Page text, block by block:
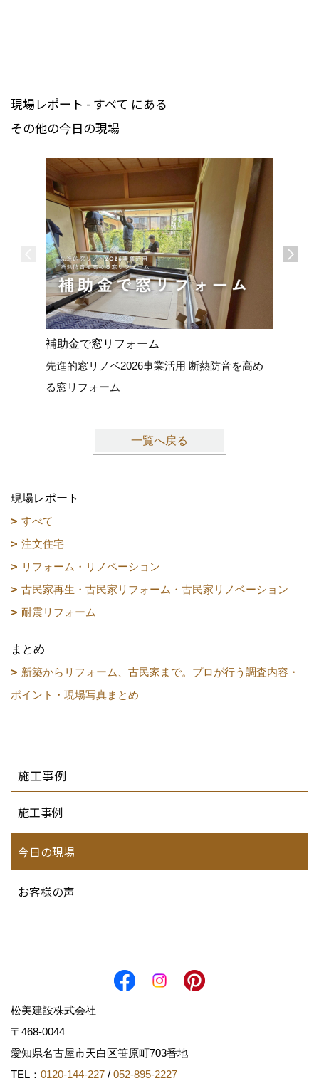
現場レポート - すべて にある
その他の今日の現場
補助金で窓リフォーム
先進的窓リノベ2026事業活用 断熱防音を高め
る窓リフォーム
一覧へ戻る
現場レポート
すべて
注文住宅
リフォーム・リノベーション
古民家再生・古民家リフォーム・古民家リノベーション
耐震リフォーム
まとめ
新築からリフォーム、古民家まで。プロが行う調査内容・
ポイント・現場写真まとめ
施工事例
施工事例
今日の現場
お客様の声
松美建設株式会社
〒468-0044
愛知県名古屋市天白区笹原町703番地
TEL： 0120-144-227 / 052-895-2227